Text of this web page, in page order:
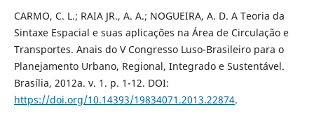
CARMO, C. L.; RAIA JR., A. A.; NOGUEIRA, A. D. A Teoria da
Sintaxe Espacial e suas aplicações na Área de Circulação e
Transportes. Anais do V Congresso Luso-Brasileiro para o
Planejamento Urbano, Regional, Integrado e Sustentável.
Brasília, 2012a. v. 1. p. 1-12. DOI:
https://doi.org/10.14393/19834071.2013.22874.